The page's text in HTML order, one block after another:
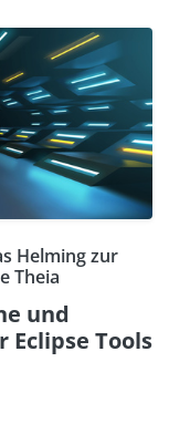
Helming zur
Theia
und
Tools